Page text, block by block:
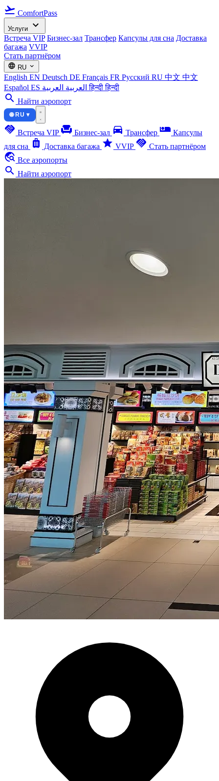
flight_takeoff ComfortPass
Услуги expand_more
Встреча VIP Бизнес-зал Трансфер Капсулы для сна Доставка
багажа VVIP
Стать партнёром
language RU expand_more
English EN Deutsch DE Français FR Русский RU 中文 中文
Español ES العربية العربية हिन्दीहिन्दी
search Найти аэропорт
🌐 RU ▾
handshake Встреча VIP chair Бизнес-зал directions_car Трансфер airline_seat_individual_suite Капсулы
для сна luggage Доставка багажа star VVIP handshake Стать партнёром
travel_explore Все аэропорты
search Найти аэропорт